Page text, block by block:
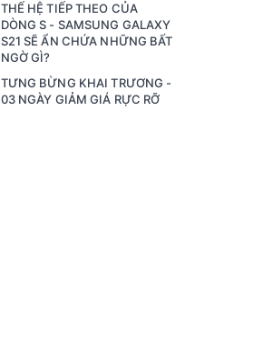
THẾ HỆ TIẾP THEO CỦA
DÒNG S - SAMSUNG GALAXY
S21 SẼ ẨN CHỨA NHỮNG BẤT
NGỜ GÌ?
TƯNG BỪNG KHAI TRƯƠNG -
03 NGÀY GIẢM GIÁ RỰC RỠ